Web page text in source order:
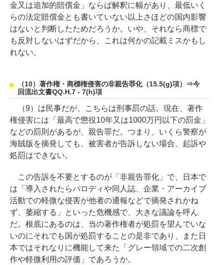
金又は追加的賠償金」ならば解釈に幅があり、最低いく
らの法定賠償金とも書いていない以上さほどの国内影響
はないと判断したためだろうか。いや、それなら商標で
も反対しないはずだから、これは何かの記載ミスかもし
れない。
（10）著作権・商標権侵害の非親告罪化（15.5(g)項）⇒今
回流出文書QQ.H.7 - 7(h)項
（9）は民事だが、こちらは刑事罰の話。現在、著作
権侵害には「最高で懲役10年又は1000万円以下の罰金」
などの罰則があるが、親告罪だ。つまり、いくら警察が
海賊版を摘発しても、被害者が告訴しない場合、起訴や
処罰はできない。
この告訴を不要とするのが「非親告罪化」で、日本で
は「導入されたらパロディや同人誌、企業・アーカイブ
活動での軽微な侵害が他者の通報などで摘発されかね
ず、萎縮する」といった危機感で、大きな議論を呼ん
だ。根底にあるのは、当の著作権者が処罰を望んでいな
いのにそれでも国が処罰することの是非であり、また日
本ではそれなりに機能して来た「グレー領域での二次創
作や軽微利用の評価」であろうか。